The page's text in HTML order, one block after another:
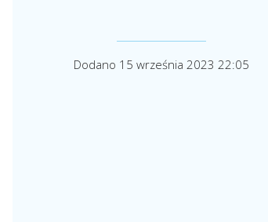
Dodano 15 września 2023 22:05